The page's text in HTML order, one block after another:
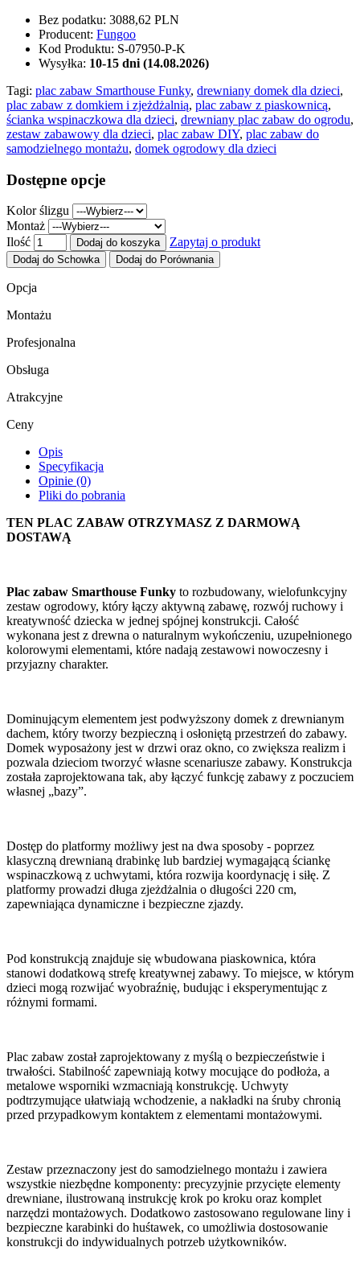
Bez podatku: 3088,62 PLN
Producent: Fungoo
Kod Produktu: S-07950-P-K
Wysyłka: 10-15 dni (14.08.2026)
Tagi: plac zabaw Smarthouse Funky, drewniany domek dla dzieci,
plac zabaw z domkiem i zjeżdżalnią, plac zabaw z piaskownicą,
ścianka wspinaczkowa dla dzieci, drewniany plac zabaw do ogrodu,
zestaw zabawowy dla dzieci, plac zabaw DIY, plac zabaw do
samodzielnego montażu, domek ogrodowy dla dzieci
Dostępne opcje
Kolor ślizgu
Montaż
Ilość
Dodaj do koszyka Zapytaj o produkt
Dodaj do Schowka Dodaj do Porównania
Opcja
Montażu
Profesjonalna
Obsługa
Atrakcyjne
Ceny
Opis
Specyfikacja
Opinie (0)
Pliki do pobrania
TEN PLAC ZABAW OTRZYMASZ Z DARMOWĄ
DOSTAWĄ
Plac zabaw Smarthouse Funky to rozbudowany, wielofunkcyjny
zestaw ogrodowy, który łączy aktywną zabawę, rozwój ruchowy i
kreatywność dziecka w jednej spójnej konstrukcji. Całość
wykonana jest z drewna o naturalnym wykończeniu, uzupełnionego
kolorowymi elementami, które nadają zestawowi nowoczesny i
przyjazny charakter.
Dominującym elementem jest podwyższony domek z drewnianym
dachem, który tworzy bezpieczną i osłoniętą przestrzeń do zabawy.
Domek wyposażony jest w drzwi oraz okno, co zwiększa realizm i
pozwala dzieciom tworzyć własne scenariusze zabawy. Konstrukcja
została zaprojektowana tak, aby łączyć funkcję zabawy z poczuciem
własnej „bazy”.
Dostęp do platformy możliwy jest na dwa sposoby - poprzez
klasyczną drewnianą drabinkę lub bardziej wymagającą ściankę
wspinaczkową z uchwytami, która rozwija koordynację i siłę. Z
platformy prowadzi długa zjeżdżalnia o długości 220 cm,
zapewniająca dynamiczne i bezpieczne zjazdy.
Pod konstrukcją znajduje się wbudowana piaskownica, która
stanowi dodatkową strefę kreatywnej zabawy. To miejsce, w którym
dzieci mogą rozwijać wyobraźnię, budując i eksperymentując z
różnymi formami.
Plac zabaw został zaprojektowany z myślą o bezpieczeństwie i
trwałości. Stabilność zapewniają kotwy mocujące do podłoża, a
metalowe wsporniki wzmacniają konstrukcję. Uchwyty
podtrzymujące ułatwiają wchodzenie, a nakładki na śruby chronią
przed przypadkowym kontaktem z elementami montażowymi.
Zestaw przeznaczony jest do samodzielnego montażu i zawiera
wszystkie niezbędne komponenty: precyzyjnie przycięte elementy
drewniane, ilustrowaną instrukcję krok po kroku oraz komplet
narzędzi montażowych. Dodatkowo zastosowano regulowane liny i
bezpieczne karabinki do huśtawek, co umożliwia dostosowanie
konstrukcji do indywidualnych potrzeb użytkowników.